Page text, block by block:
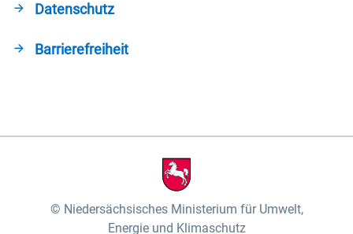
Datenschutz
Barrierefreiheit
Niedersächsisches Ministerium für Umwelt,
Energie und Klimaschutz